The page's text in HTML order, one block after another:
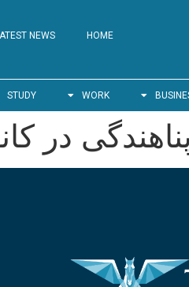
HOME
NEWS
WORK
STUDY
در